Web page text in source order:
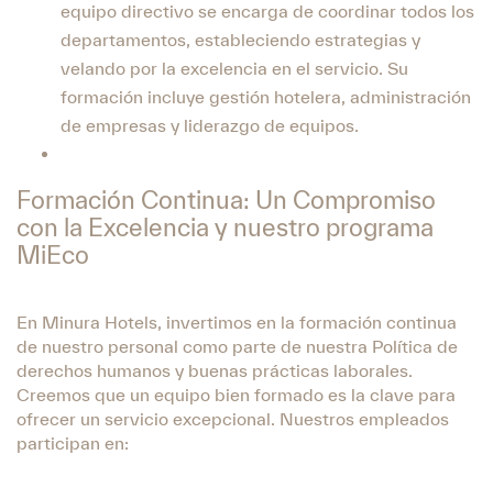
equipo directivo se encarga de coordinar todos los
departamentos, estableciendo estrategias y
velando por la excelencia en el servicio. Su
formación incluye gestión hotelera, administración
de empresas y liderazgo de equipos.
Formación Continua: Un Compromiso
con la Excelencia y nuestro programa
MiEco
En Minura Hotels, invertimos en la formación continua
de nuestro personal como parte de nuestra Política de
derechos humanos y buenas prácticas laborales.
Creemos que un equipo bien formado es la clave para
ofrecer un servicio excepcional. Nuestros empleados
participan en: